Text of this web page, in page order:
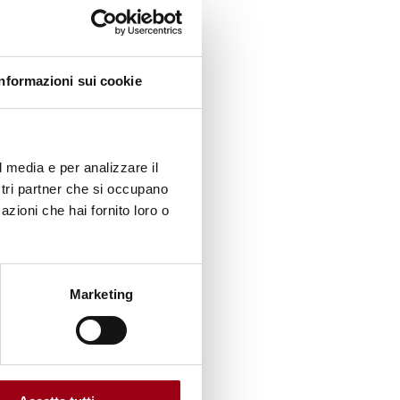
sui cookie
e per analizzare il
partner che si occupano
che hai fornito loro o
Marketing
odio,
sui
la